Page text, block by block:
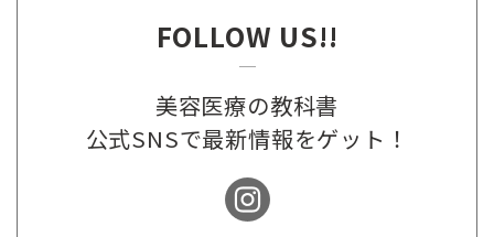
FOLLOW US!!
美容医療の教科書
公式SNSで最新情報をゲット！